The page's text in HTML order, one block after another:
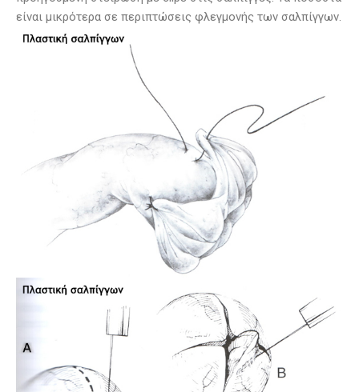
είναι μικρότερα σε περιπτώσεις φλεγμονής των σαλπίγγων.